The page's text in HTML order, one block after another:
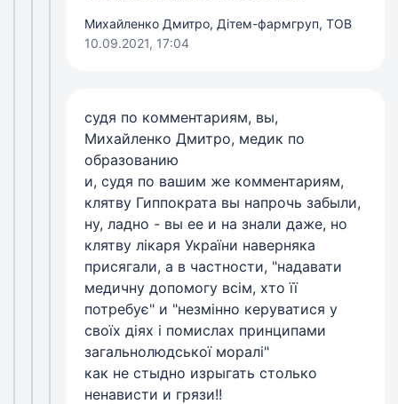
Михайленко Дмитро, Дітем-фармгруп, ТОВ
10.09.2021, 17:04
судя по комментариям, вы,
Михайленко Дмитро, медик по
образованию
и, судя по вашим же комментариям,
клятву Гиппократа вы напрочь забыли,
ну, ладно - вы ее и на знали даже, но
клятву лiкаря України наверняка
присягали, а в частности, "надавати
медичну допомогу всім, хто її
потребує" и "незмінно керуватися у
своїх діях і помислах принципами
загальнолюдської моралі"
как не стыдно изрыгать столько
ненависти и грязи!!